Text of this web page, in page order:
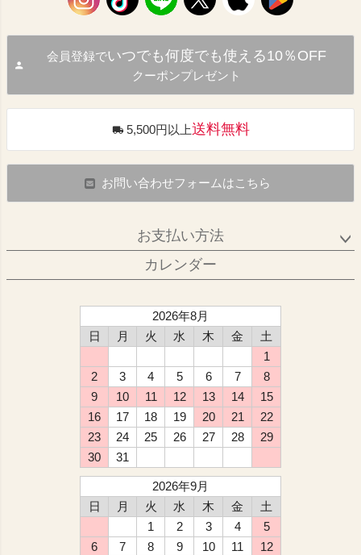
会員登録でいつでも何度でも使える10％OFF
クーポンプレゼント
5,500円以上送料無料
お問い合わせフォームはこちら
お支払い方法
カレンダー
2026年8月
日
月 火 水 木 金
土
1
2
3 4 5 6 7
8
9
10 11 12 13 14
15
16
17 18 19 20 21
22
23
24 25 26 27 28
29
30
31
2026年9月
日
月 火 水 木 金
土
1
2 3 4
5
6
7 8 9 10 11
12